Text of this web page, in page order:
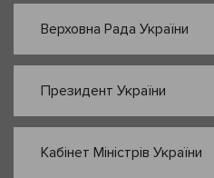
Верховна Рада України
Президент України
Кабінет Міністрів України